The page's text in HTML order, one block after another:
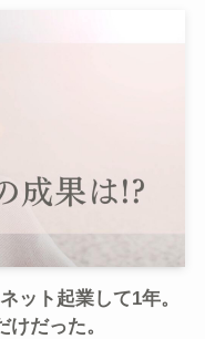
ット起業して1年。
だった。